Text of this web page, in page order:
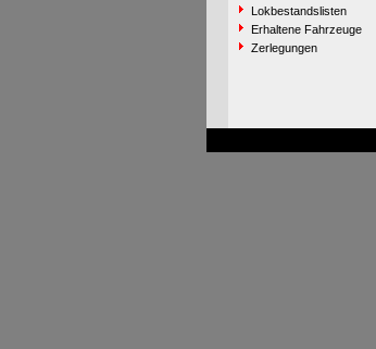
Lokbestandslisten
Erhaltene Fahrzeuge
Zerlegungen